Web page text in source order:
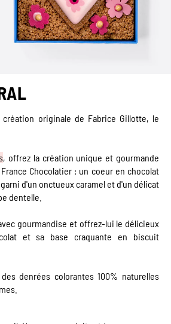
création originale de Fabrice Gillotte, le
, offrez la création unique et gourmande
Chocolatier : un coeur en chocolat
d'un onctueux caramel et d'un délicat
dentelle.
gourmandise et offrez-lui le délicieux
et sa base craquante en biscuit
denrées colorantes 100% naturelles